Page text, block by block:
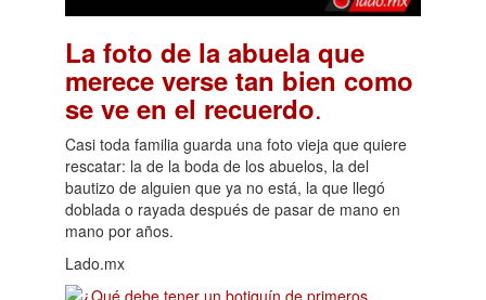
La foto de la abuela que
merece verse tan bien como
se ve en el recuerdo.
Casi toda familia guarda una foto vieja que quiere
rescatar: la de la boda de los abuelos, la del
bautizo de alguien que ya no está, la que llegó
doblada o rayada después de pasar de mano en
mano por años.
Lado.mx